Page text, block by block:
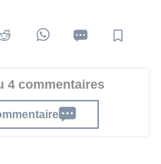
4 commentaires